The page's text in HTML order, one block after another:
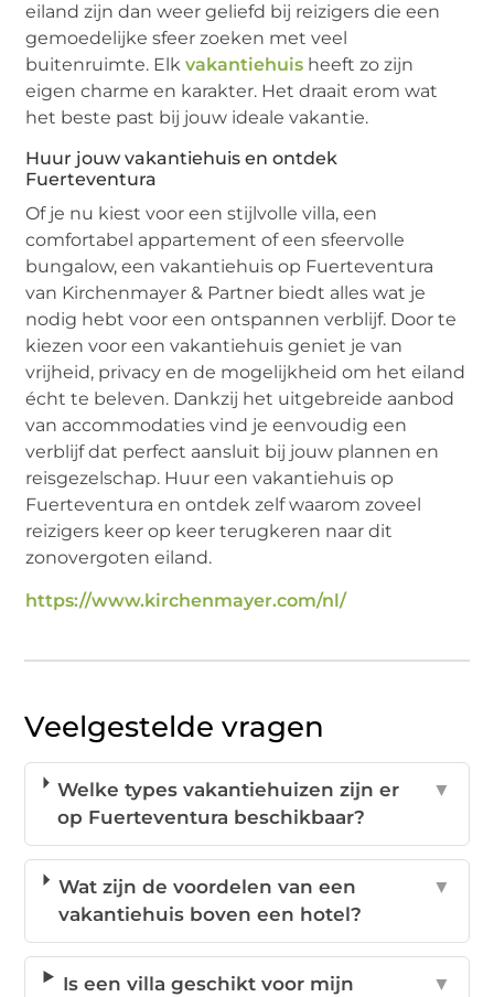
eiland zijn dan weer geliefd bij reizigers die een
gemoedelijke sfeer zoeken met veel
buitenruimte. Elkvakantiehuis heeft zo zijn
eigen charme en karakter. Het draait erom wat
het beste past bij jouw ideale vakantie.
Huur jouw vakantiehuis en ontdek
Fuerteventura
Of je nu kiest voor een stijlvolle villa, een
comfortabel appartement of een sfeervolle
bungalow, een vakantiehuis op Fuerteventura
van Kirchenmayer & Partner biedt alles wat je
nodig hebt voor een ontspannen verblijf. Door te
kiezen voor een vakantiehuis geniet je van
vrijheid, privacy en de mogelijkheid om het eiland
écht te beleven. Dankzij het uitgebreide aanbod
van accommodaties vind je eenvoudig een
verblijf dat perfect aansluit bij jouw plannen en
reisgezelschap. Huur een vakantiehuis op
Fuerteventura en ontdek zelf waarom zoveel
reizigers keer op keer terugkeren naar dit
zonovergoten eiland.
https://www.kirchenmayer.com/nl/
Veelgestelde vragen
Welke types vakantiehuizen zijn er
op Fuerteventura beschikbaar?
▼
Wat zijn de voordelen van een
vakantiehuis boven een hotel?
▼
Is een villa geschikt voor mijn
▼